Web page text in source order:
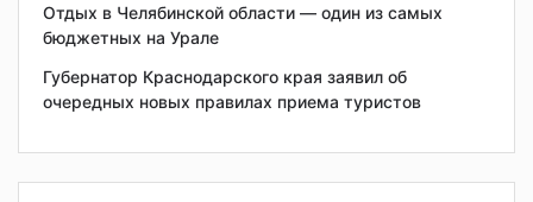
Отдых в Челябинской области — один из самых
бюджетных на Урале
Губернатор Краснодарского края заявил об
очередных новых правилах приема туристов